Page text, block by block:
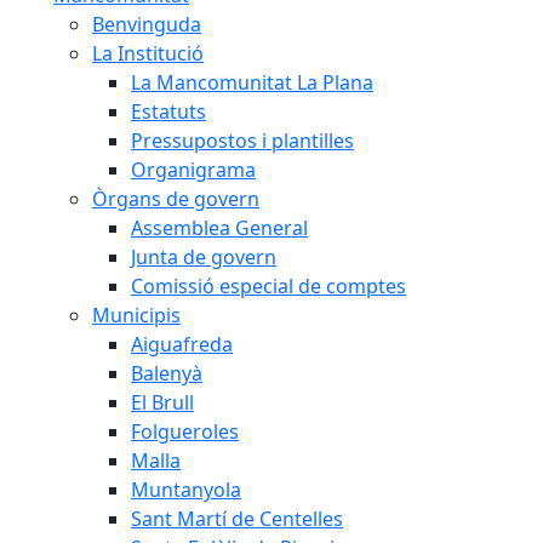
Benvinguda
La Institució
La Mancomunitat La Plana
Estatuts
Pressupostos i plantilles
Organigrama
Òrgans de govern
Assemblea General
Junta de govern
Comissió especial de comptes
Municipis
Aiguafreda
Balenyà
El Brull
Folgueroles
Malla
Muntanyola
Sant Martí de Centelles